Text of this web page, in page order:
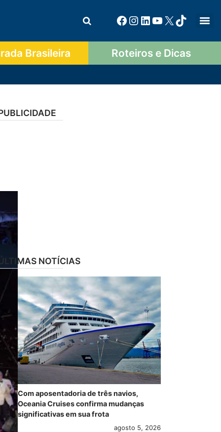
Brasileira Roteiros e Dicas
NOTÍCIAS
Com aposentadoria de três navios,
Oceania Cruises confirma mudanças
significativas em sua frota
agosto 5, 2026